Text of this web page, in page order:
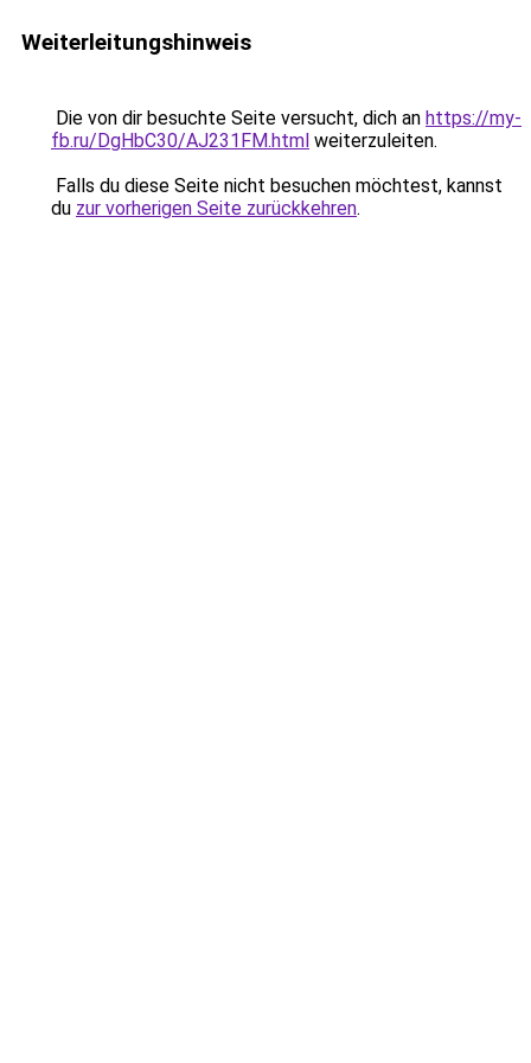
Weiterleitungshinweis
Die von dir besuchte Seite versucht, dich an https://my-
fb.ru/DgHbC30/AJ231FM.html weiterzuleiten.
Falls du diese Seite nicht besuchen möchtest, kannst
du zur vorherigen Seite zurückkehren.